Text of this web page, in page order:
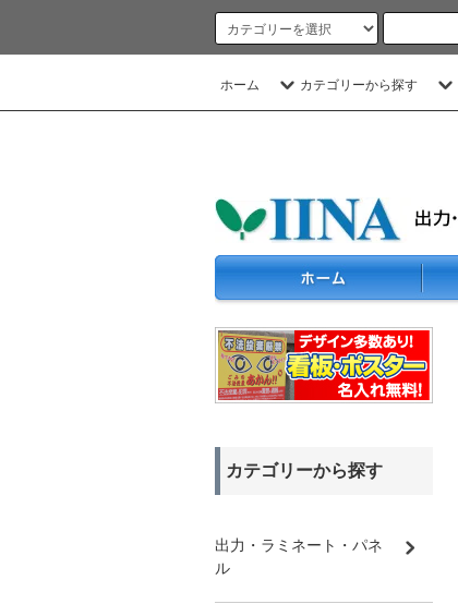
ホーム カテゴリーから探す
カテゴリーから探す
出力・ラミネート・パネ
ル